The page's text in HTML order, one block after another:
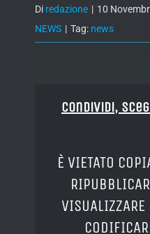
Di redazione | 10
NEWS | Tag: news
Condividi,
È VIETATO